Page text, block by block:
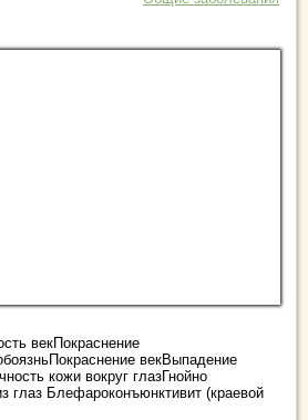
векПокраснение
векВыпадение
кожи вокруг глазГнойно
глаз Блефароконъюнктивит (краевой